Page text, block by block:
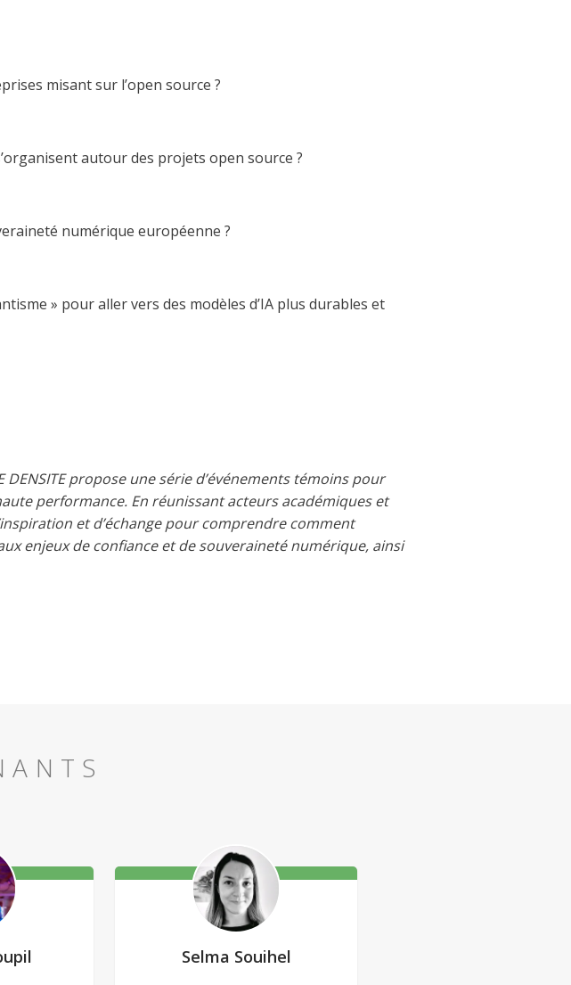
misant sur l’open source ?
autour des projets open source ?
numérique européenne ?
» pour aller vers des modèles d’IA plus durables et
DENSITE propose une série d’événements témoins pour
performance. En réunissant acteurs académiques et
et d’échange pour comprendre comment
enjeux de confiance et de souveraineté numérique, ainsi
Selma Souihel